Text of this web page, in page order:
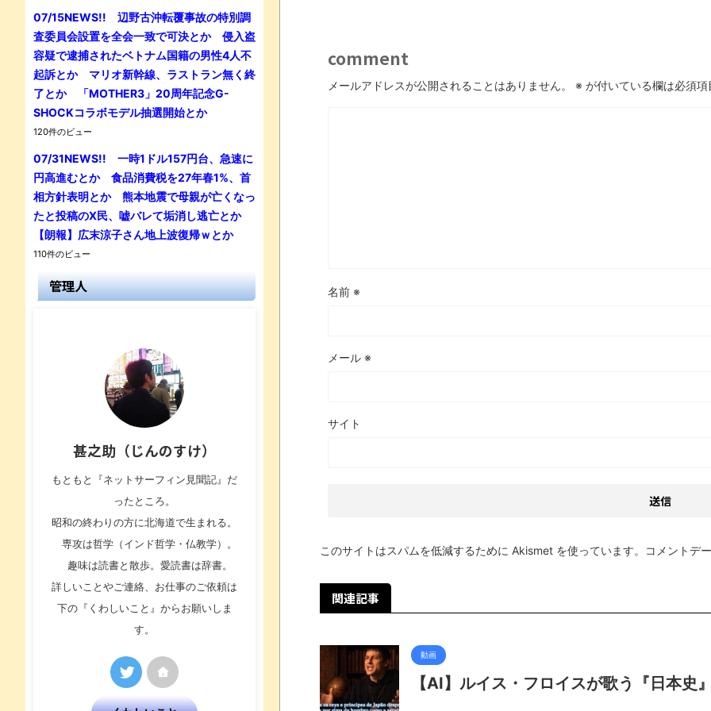
comment
メールアドレスが公開されることはありません。 ※ が付いている欄は必須項
名前 ※
メール ※
サイト
このサイトはスパムを低減するために Akismet を使っています。 コメントデ
関連記事
動画
【AI】ルイス・フロイスが歌う『日本史
07/15NEWS!! 辺野古沖転覆事故の特別調
査委員会設置を全会一致で可決とか 侵入盗
容疑で逮捕されたベトナム国籍の男性4人不
起訴とか マリオ新幹線、ラストラン無く終
了とか 「MOTHER3」20周年記念G-
SHOCKコラボモデル抽選開始とか
120件のビュー
07/31NEWS!! 一時1ドル157円台、急速に
円高進むとか 食品消費税を27年春1%、首
相方針表明とか 熊本地震で母親が亡くなっ
たと投稿のX民、嘘バレて垢消し逃亡とか
【朗報】広末涼子さん地上波復帰ｗとか
110件のビュー
管理人
甚之助（じんのすけ）
もともと『ネットサーフィン見聞記』だ
ったところ。
昭和の終わりの方に北海道で生まれる。
専攻は哲学（インド哲学・仏教学）。
趣味は読書と散歩。愛読書は辞書。
詳しいことやご連絡、お仕事のご依頼は
下の『くわしいこと』からお願いしま
す。